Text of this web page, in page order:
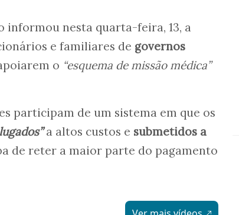
informou nesta quarta-feira, 13, a
e familiares de governos
o “esquema de missão médica”
participam de um sistema em que os
a altos custos e submetidos a
de reter a maior parte do pagamento